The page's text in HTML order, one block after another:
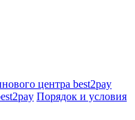
центра best2pay
Порядок и условия